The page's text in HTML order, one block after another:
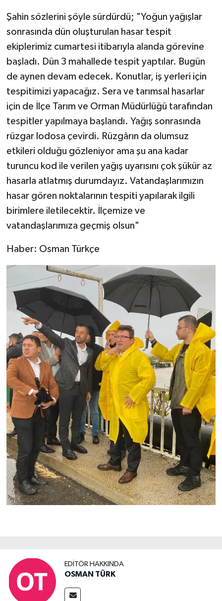
Şahin sözlerini şöyle sürdürdü; "Yoğun yağışlar
sonrasında dün oluşturulan hasar tespit
ekiplerimiz cumartesi itibarıyla alanda görevine
başladı. Dün 3 mahallede tespit yaptılar. Bugün
de aynen devam edecek. Konutlar, iş yerleri için
tespitimizi yapacağız. Sera ve tarımsal hasarlar
için de İlçe Tarım ve Orman Müdürlüğü tarafından
tespitler yapılmaya başlandı. Yağış sonrasında
rüzgar lodosa çevirdi. Rüzgârın da olumsuz
etkileri olduğu gözleniyor ama şu ana kadar
turuncu kod ile verilen yağış uyarısını çok şükür az
hasarla atlatmış durumdayız. Vatandaşlarımızın
hasar gören noktalarının tespiti yapılarak ilgili
birimlere iletilecektir. İlçemize ve
vatandaşlarımıza geçmiş olsun"
Haber: Osman Türkçe
EDITÖR HAKKINDA
OSMAN TÜRK